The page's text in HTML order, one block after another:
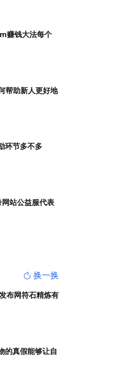
赚钱大法每个
帮助新人更好地
环节多不多
站公益服代表
换一换
布网符石精炼有
的真假能够让自